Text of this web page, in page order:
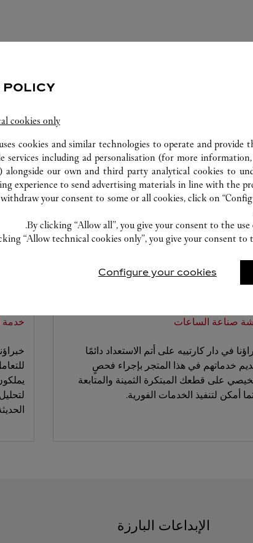
المتوفّرة في متجر كارتييه هذا
صناعة الساعات
في دار كارتييه على أتم الاستعداد دائمًا
خدماتهم في هذا المتجر بإجراء فحصٍ
على قطعك المبتكرة الثمينة والمتابعة
أمكن لتنفيذ الخدمات الفورية.
خدمة
الإبداعات البارزة
POLICY
cookies only
cookies and similar technologies to operate and provide
services including ad personalisation (for more
alongside our own and third party analytical cookies to
experience to send advertising materials in line with the
your consent to some or all cookies, click on
By clicking “Allow all”, you give your consent to the
“Allow technical cookies only”, you give your consent to
Configure your cookies